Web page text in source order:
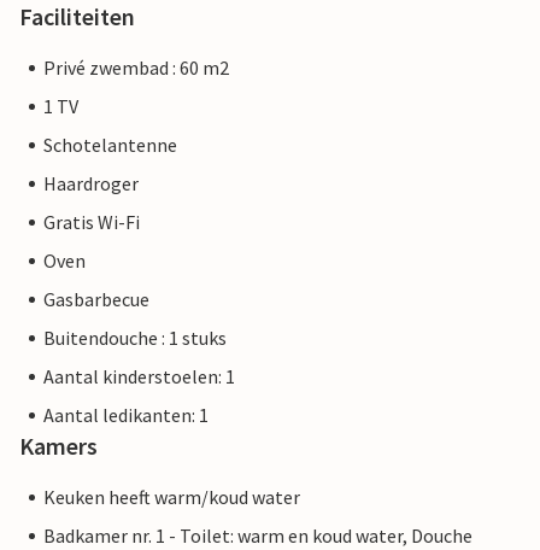
Faciliteiten
Privé zwembad : 60 m2
1 TV
Schotelantenne
Haardroger
Gratis Wi-Fi
Oven
Gasbarbecue
Buitendouche : 1 stuks
Aantal kinderstoelen: 1
Aantal ledikanten: 1
Kamers
Keuken heeft warm/koud water
Badkamer nr. 1 - Toilet: warm en koud water, Douche